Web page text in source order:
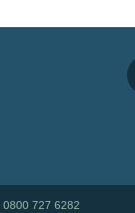
0800 727 6282